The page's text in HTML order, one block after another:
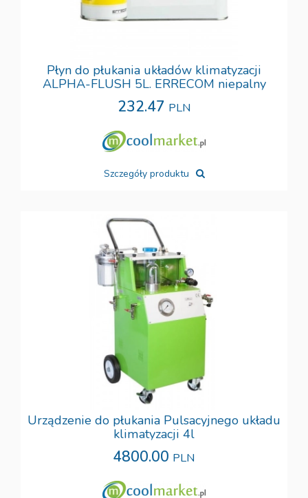
Płyn do płukania układów klimatyzacji
ALPHA-FLUSH 5L. ERRECOM niepalny
232.47 PLN
Szczegóły produktu
Urządzenie do płukania Pulsacyjnego układu
klimatyzacji 4l
4800.00 PLN